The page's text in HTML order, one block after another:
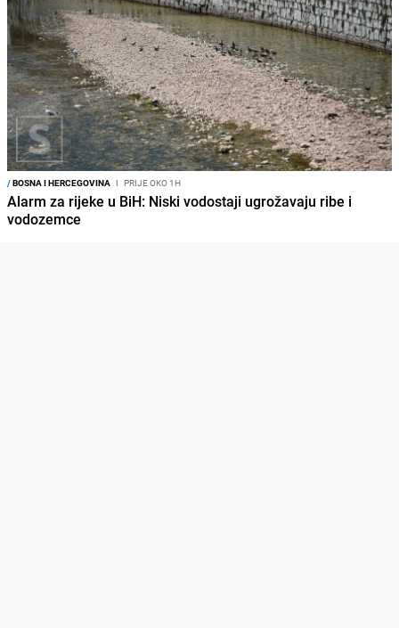
/BOSNA I HERCEGOVINA I PRIJE OKO 1H
Alarm za rijeke u BiH: Niski vodostaji ugrožavaju ribe i
vodozemce